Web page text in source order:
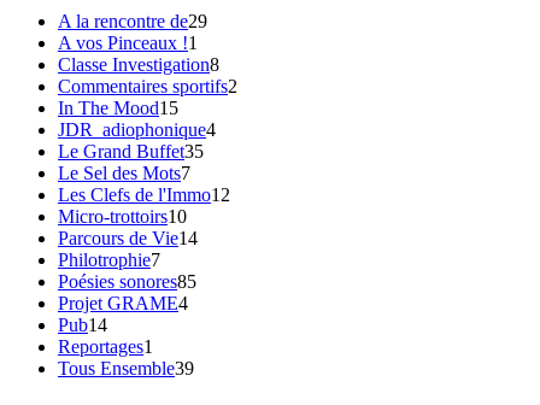
A la rencontre de29
A vos Pinceaux !1
Classe Investigation8
Commentaires sportifs2
In The Mood15
JDR_adiophonique4
Le Grand Buffet35
Le Sel des Mots7
Les Clefs de l'Immo12
Micro-trottoirs10
Parcours de Vie14
Philotrophie7
Poésies sonores85
Projet GRAME4
Pub14
Reportages1
Tous Ensemble39